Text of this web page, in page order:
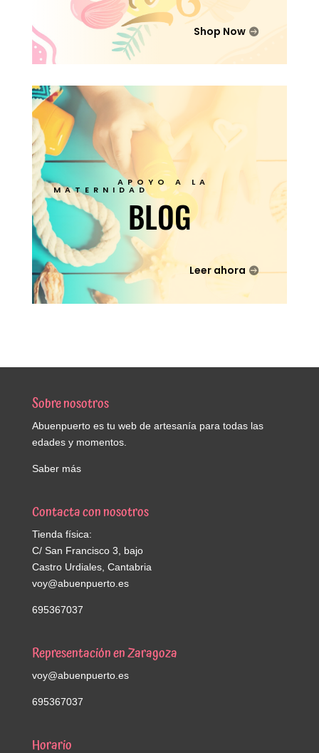
Shop Now
APOYO A LA
MATERNIDAD
BLOG
Leer ahora
Sobre nosotros
Abuenpuerto es tu web de artesanía para todas las
edades y momentos.
Saber más
Contacta con nosotros
Tienda física:
C/ San Francisco 3, bajo
Castro Urdiales, Cantabria
voy@abuenpuerto.es
695367037
Representación en Zaragoza
voy@abuenpuerto.es
695367037
Horario